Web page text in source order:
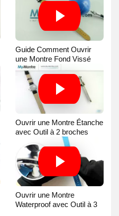
Guide Comment Ouvrir
une Montre Fond Vissé
avec une Balle
Ouvrir une Montre Étanche
avec Outil à 2 broches
Ouvrir une Montre
Waterproof avec Outil à 3